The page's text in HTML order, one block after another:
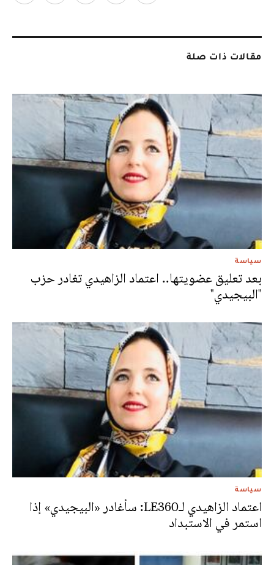
مقالات ذات صلة
سياسة
بعد تعليق عضويتها.. اعتماد الزاهيدي تغادر حزب
"البيجيدي"
سياسة
اعتماد الزاهيدي لـLE360: سأغادر «البيجيدي» إذا
استمر في الاستبداد